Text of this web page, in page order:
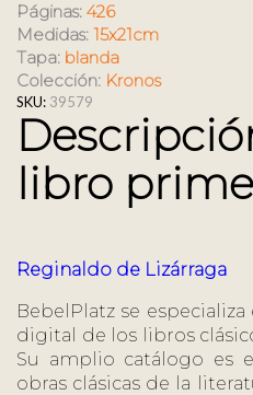
Páginas: 426
Medidas: 15x21cm
Tapa: blanda
Colección: Kronos
SKU: 39579
libro
Reginaldo de Lizárraga
BebelPlatz se
digital de los libros
Su amplio catálogo es
obras clásicas de la